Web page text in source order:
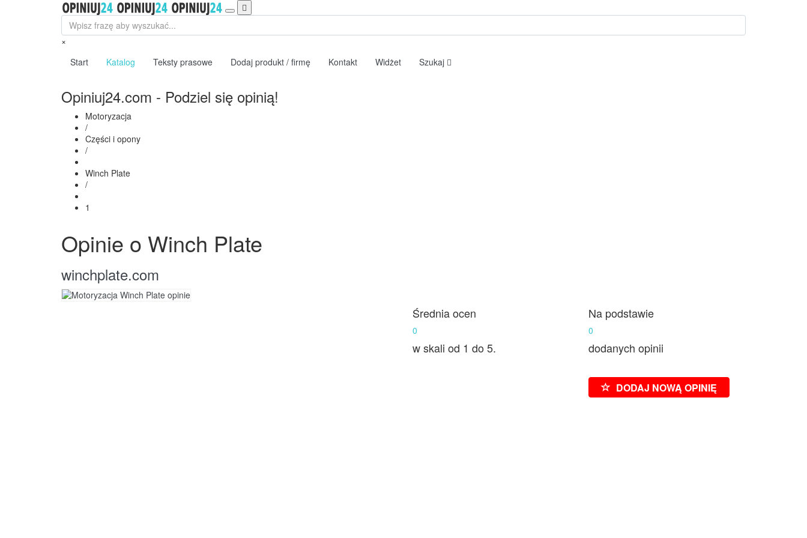
×
Start
Katalog Teksty prasowe Dodaj produkt / firmę Kontakt Widżet Szukaj
Opiniuj24.com - Podziel się opinią!
Motoryzacja
/
Części i opony
/
Winch Plate
/
1
Opinie o Winch Plate
winchplate.com
Średnia ocen
0
w skali od 1 do 5.
Na podstawie
0
dodanych opinii
DODAJ NOWĄ OPINIĘ